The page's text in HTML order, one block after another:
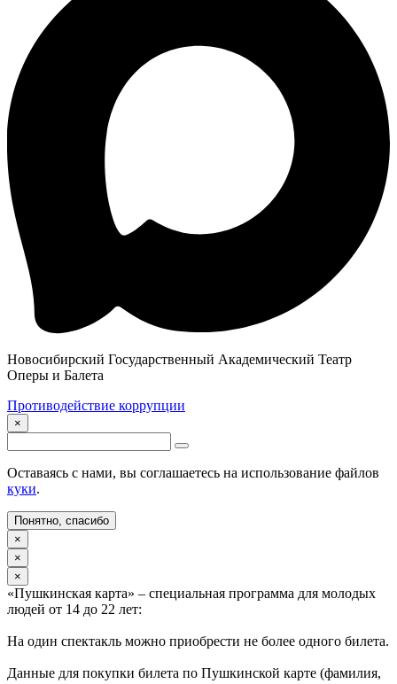
Новосибирский Государственный Академический Театр
Оперы и Балета
Противодействие коррупции
×
Оставаясь с нами, вы соглашаетесь на использование файлов
куки.
Понятно, спасибо
×
×
×
«Пушкинская карта» – специальная программа для молодых
людей от 14 до 22 лет:
На один спектакль можно приобрести не более одного билета.
Данные для покупки билета по Пушкинской карте (фамилия,